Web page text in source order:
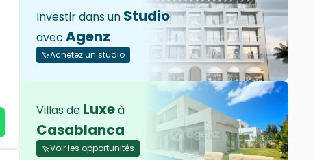
Investir dans un Studio
avec Agenz
Achetez un studio
Villas de Luxeà
Casablanca
Voir les opportunités